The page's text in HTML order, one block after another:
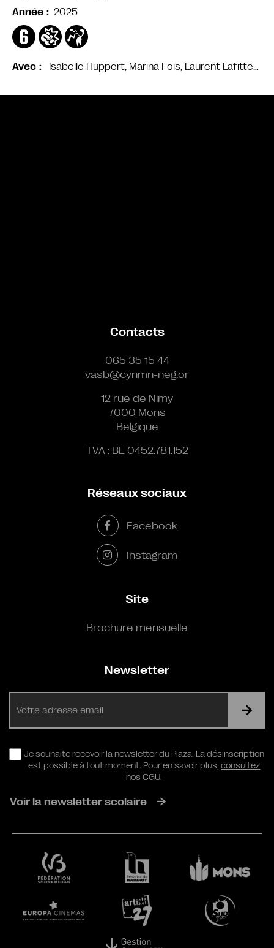
Avec Isabelle Huppert, Marina Foïs, Laurent Lafitte…
Année
2025
Contacts
065 35 15 44
vasb@cynmn-neg.or
12 rue de Nimy
7000 Mons
Belgique
TVA : BE 0452.781.152
Réseaux sociaux
Facebook
Instagram
Site
Brochure mensuelle
Newsletter
RGPD
Je souhaite recevoir la newsletter du Plaza. La désinscription
est possible à tout moment. Pour en savoir plus,consultez
nos CGU.
Voir la newsletter scolaire